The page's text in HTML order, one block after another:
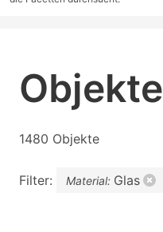
Objekte
1480 Objekte
Filter: Material: Glas